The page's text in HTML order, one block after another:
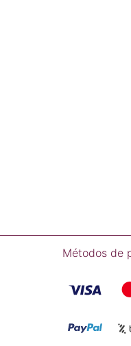
Métodos de